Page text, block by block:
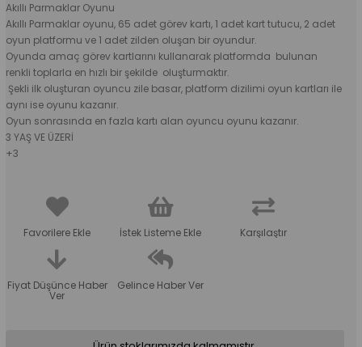
Akıllı Parmaklar Oyunu
Akıllı Parmaklar oyunu, 65 adet görev kartı, 1 adet kart tutucu, 2 adet
oyun platformu ve 1 adet zilden oluşan bir oyundur.
Oyunda amaç görev kartlarını kullanarak platformda bulunan
renkli toplarla en hızlı bir şekilde oluşturmaktır.
Şekli ilk oluşturan oyuncu zile basar, platform dizilimi oyun kartları ile
aynı ise oyunu kazanır.
Oyun sonrasında en fazla kartı alan oyuncu oyunu kazanır.
3 YAŞ VE ÜZERİ
+3
Favorilere Ekle İstek Listeme Ekle Karşılaştır
Fiyat Düşünce Haber
Ver
Gelince Haber Ver